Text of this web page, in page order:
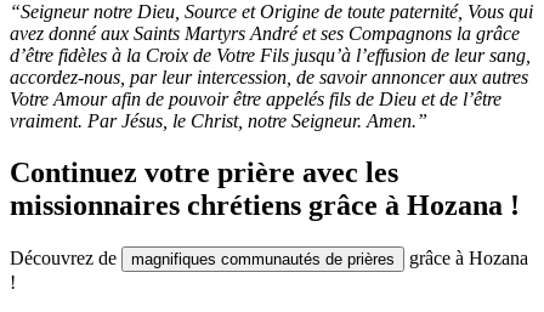
“Seigneur notre Dieu, Source et Origine de toute paternité, Vous qui
avez donné aux Saints Martyrs André et ses Compagnons la grâce
d’être fidèles à la Croix de Votre Fils jusqu’à l’effusion de leur sang,
accordez-nous, par leur intercession, de savoir annoncer aux autres
Votre Amour afin de pouvoir être appelés fils de Dieu et de l’être
vraiment. Par Jésus, le Christ, notre Seigneur. Amen.”
Continuez votre prière avec les
missionnaires chrétiens grâce à Hozana !
Découvrez de magnifiques communautés de prières
grâce à Hozana
!